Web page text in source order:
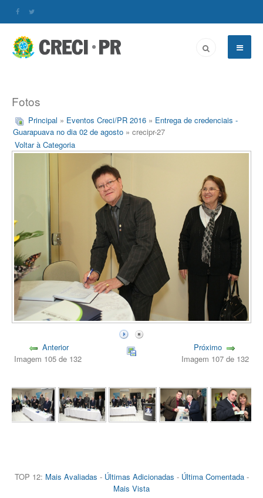
Fotos
Principal » Eventos Creci/PR 2016 » Entrega de credenciais -
Guarapuava no dia 02 de agosto » crecipr-27
Voltar à Categoria
Anterior
Imagem 105 de 132
Próximo
Imagem 107 de 132
TOP 12: Mais Avaliadas - Últimas Adicionadas - Última Comentada-
Mais Vista